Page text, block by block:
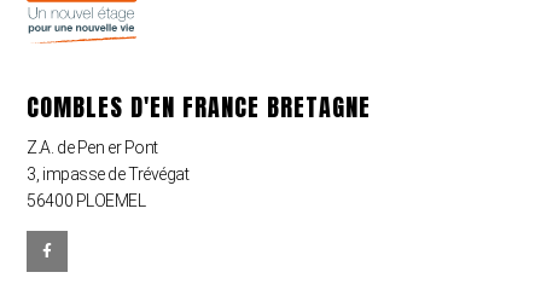
COMBLES D'EN FRANCE BRETAGNE
Z.A. de Pen er Pont
3, impasse de Trévégat
56400 PLOEMEL